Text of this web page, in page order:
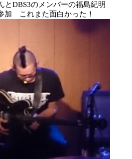
とDBS3のメンバーの福島紀明
加 これまた面白かった！